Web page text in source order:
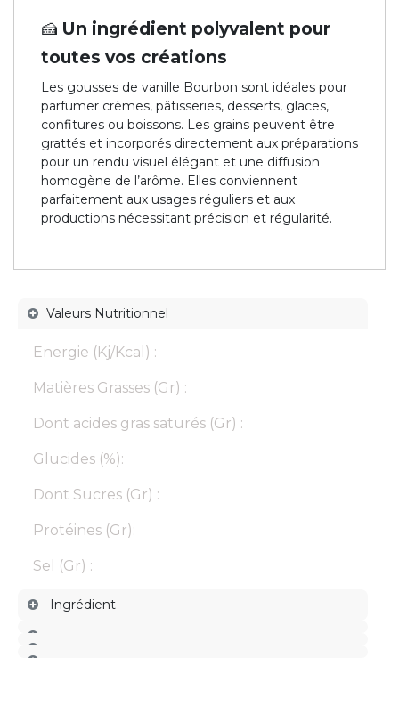
🍰 Un ingrédient polyvalent pour
toutes vos créations
Les gousses de vanille Bourbon sont idéales pour
parfumer crèmes, pâtisseries, desserts, glaces,
confitures ou boissons. Les grains peuvent être
grattés et incorporés directement aux préparations
pour un rendu visuel élégant et une diffusion
homogène de l’arôme. Elles conviennent
parfaitement aux usages réguliers et aux
productions nécessitant précision et régularité.
Valeurs Nutritionnel
Energie (Kj/Kcal) :
Matières Grasses (Gr) :
Dont acides gras saturés (Gr) :
Glucides (%):
Dont Sucres (Gr) :
Protéines (Gr):
Sel (Gr) :
Ingrédient